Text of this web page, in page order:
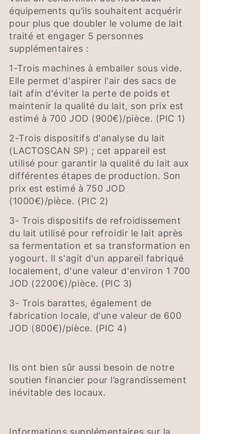
équipements qu’ils souhaitent acquérir
pour plus que doubler le volume de lait
traité et engager 5 personnes
supplémentaires :
1-Trois machines à emballer sous vide.
Elle permet d'aspirer l'air des sacs de
lait afin d'éviter la perte de poids et
maintenir la qualité du lait, son prix est
estimé à 700 JOD (900€)/pièce. (PIC 1)
2-Trois dispositifs d'analyse du lait
(LACTOSCAN SP) ; cet appareil est
utilisé pour garantir la qualité du lait aux
différentes étapes de production. Son
prix est estimé à 750 JOD
(1000€)/pièce. (PIC 2)
3- Trois dispositifs de refroidissement
du lait utilisé pour refroidir le lait après
sa fermentation et sa transformation en
yogourt. Il s'agit d'un appareil fabriqué
localement, d'une valeur d'environ 1 700
JOD (2200€)/pièce. (PIC 3)
3- Trois barattes, également de
fabrication locale, d'une valeur de 600
JOD (800€)/pièce. (PIC 4)
Ils ont bien sûr aussi besoin de notre
soutien financier pour l’agrandissement
inévitable des locaux.
Informations supplémentaires sur la